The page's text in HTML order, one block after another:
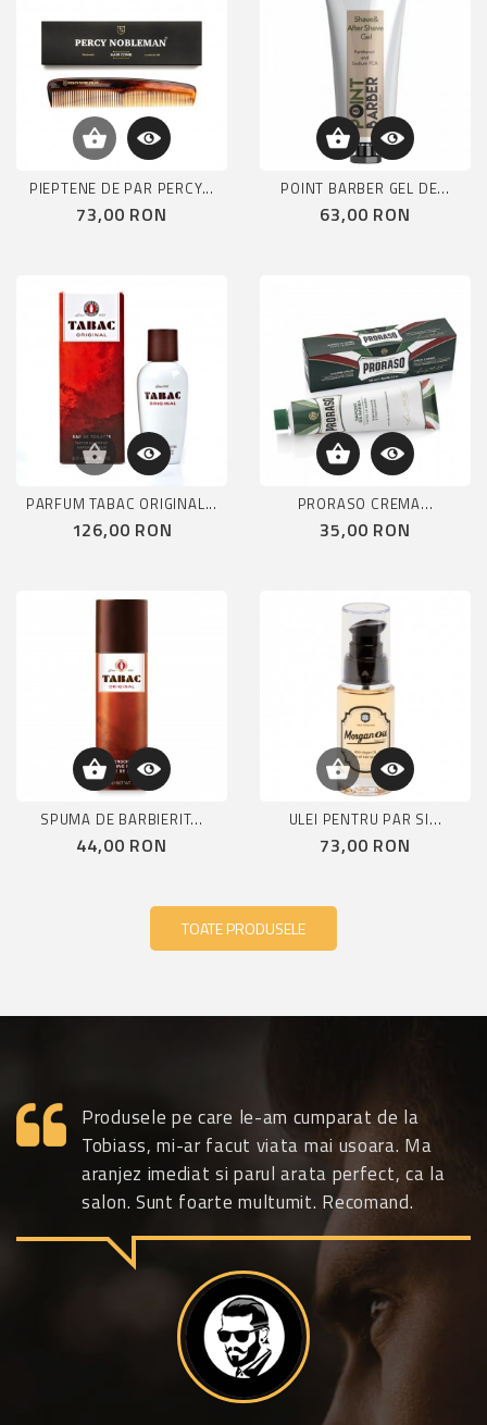
PIEPTENE DE PAR PERCY...
Pret
73,00 RON
POINT BARBER GEL DE...
Pret
63,00 RON
PARFUM TABAC ORIGINAL...
Pret
126,00 RON
PRORASO CREMA...
Pret
35,00 RON
SPUMA DE BARBIERIT...
Pret
44,00 RON
ULEI PENTRU PAR SI...
Pret
73,00 RON
TOATE PRODUSELE
Produsele pe care le-am cumparat de la
Tobiass, mi-ar facut viata mai usoara. Ma
aranjez imediat si parul arata perfect, ca la
salon. Sunt foarte multumit. Recomand.